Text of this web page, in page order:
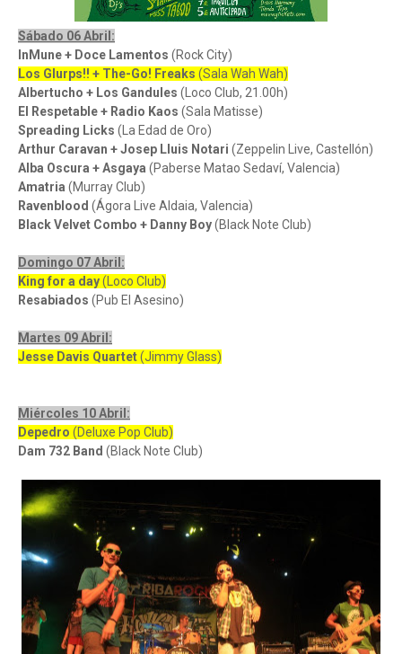
Sábado 06 Abril:
InMune + Doce Lamentos (Rock City)
Los Glurps!! + The-Go! Freaks (Sala Wah Wah)
Albertucho + Los Gandules (Loco Club, 21.00h)
El Respetable + Radio Kaos (Sala Matisse)
Spreading Licks (La Edad de Oro)
Arthur Caravan + Josep Lluis Notari (Zeppelin Live, Castellón)
Alba Oscura + Asgaya (Paberse Matao Sedaví, Valencia)
Amatria (Murray Club)
Ravenblood (Ágora Live Aldaia, Valencia)
Black Velvet Combo + Danny Boy(Black Note Club)
Domingo 07 Abril:
King for a day(Loco Club)
Resabiados (Pub El Asesino)
Martes 09 Abril:
Jesse Davis Quartet(Jimmy Glass)
Miércoles 10 Abril:
Depedro (Deluxe Pop Club)
Dam 732 Band (Black Note Club)